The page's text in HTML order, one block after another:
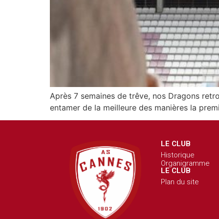
Après 7 semaines de trêve, nos Dragons
entamer de la meilleure des manières la
LE CLUB
Historique
Organigramme
LE CLUB
Plan du site